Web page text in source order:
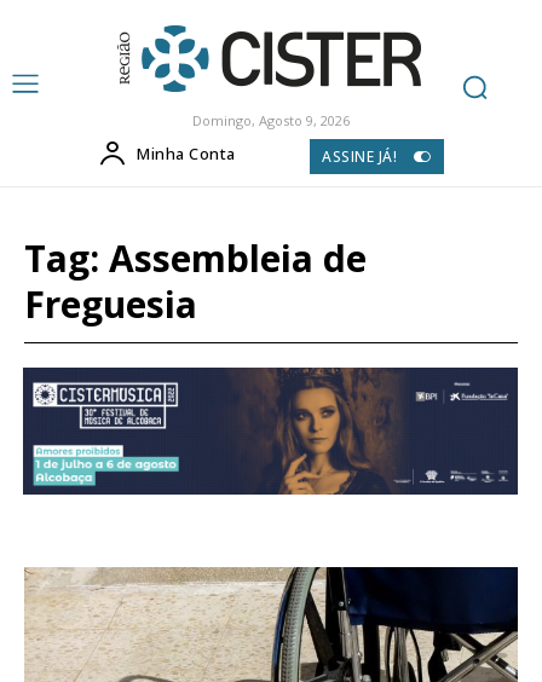
Domingo, Agosto 9, 2026
Minha Conta ASSINE JÁ!
Tag: Assembleia de
Freguesia